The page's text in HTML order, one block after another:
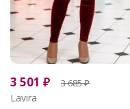
3 501 ₽ 3 685₽
Lavira